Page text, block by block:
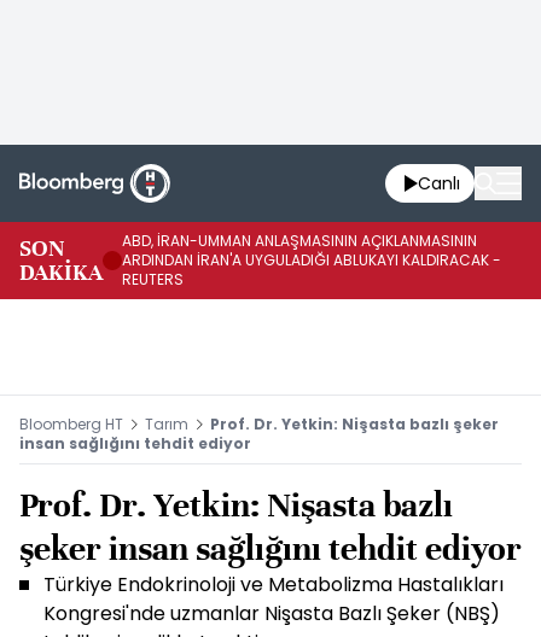
Canlı
SON
DAKİKA
ABD, İRAN-UMMAN ANLAŞMASININ AÇIKLANMASININ
ARDINDAN İRAN'A UYGULADIĞI ABLUKAYI KALDIRACAK -
REUTERS
Bloomberg HT Tarım
Prof. Dr. Yetkin: Nişasta bazlı şeker
insan sağlığını tehdit ediyor
Prof. Dr. Yetkin: Nişasta bazlı
şeker insan sağlığını tehdit ediyor
Türkiye Endokrinoloji ve Metabolizma Hastalıkları
Kongresi'nde uzmanlar Nişasta Bazlı Şeker (NBŞ)